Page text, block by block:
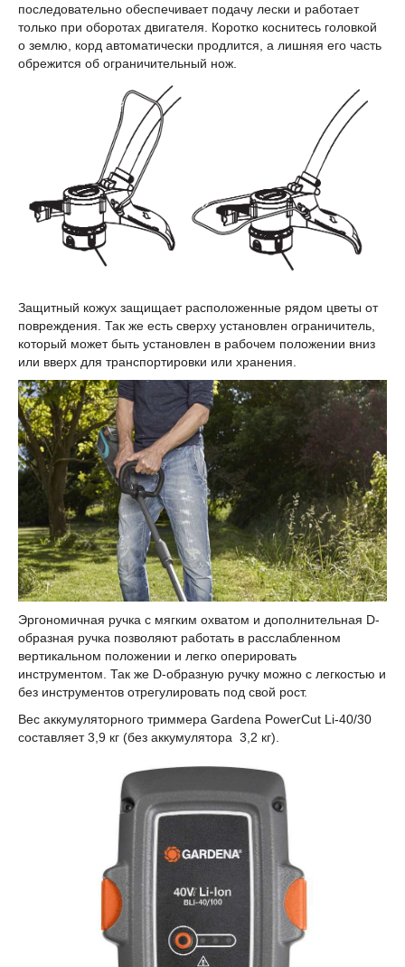
последовательно обеспечивает подачу лески и работает
только при оборотах двигателя. Коротко коснитесь головкой
о землю, корд автоматически продлится, а лишняя его часть
обрежится об ограничительный нож.
Защитный кожух защищает расположенные рядом цветы от
повреждения. Так же есть сверху установлен ограничитель,
который может быть установлен в рабочем положении вниз
или вверх для транспортировки или хранения.
Эргономичная ручка с мягким охватом и дополнительная D-
образная ручка позволяют работать в расслабленном
вертикальном положении и легко оперировать
инструментом. Так же D-образную ручку можно с легкостью и
без инструментов отрегулировать под свой рост.
Вес аккумуляторного триммера Gardena PowerCut Li-40/30
составляет 3,9 кг (без аккумулятора 3,2 кг).